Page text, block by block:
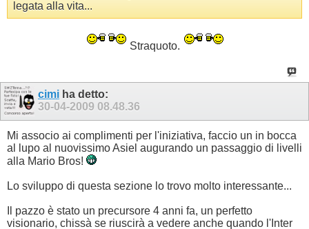
legata alla vita...
Straquoto.
cimi ha detto:
30-04-2009 08.48.36
Mi associo ai complimenti per l'iniziativa, faccio un in bocca
al lupo al nuovissimo Asiel augurando un passaggio di livelli
alla Mario Bros!
Lo sviluppo di questa sezione lo trovo molto interessante...
Il pazzo è stato un precursore 4 anni fa, un perfetto
visionario, chissà se riuscirà a vedere anche quando l'Inter